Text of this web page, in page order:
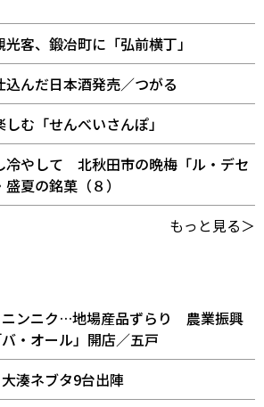
客、鍛冶町に「弘前横丁」
込んだ日本酒発売／つがる
む「せんべいさんぽ」
冷やして 北秋田市の晩梅「ル・デセ
夏の銘菓（８）
もっと見る＞
ニンニク…地場産品ずらり 農業振興
・オール」開店／五戸
湊ネブタ9台出陣